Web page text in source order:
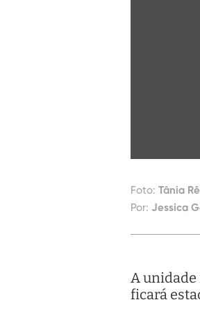
Foto: Tânia
Por: Jessica
A unidade
ficará